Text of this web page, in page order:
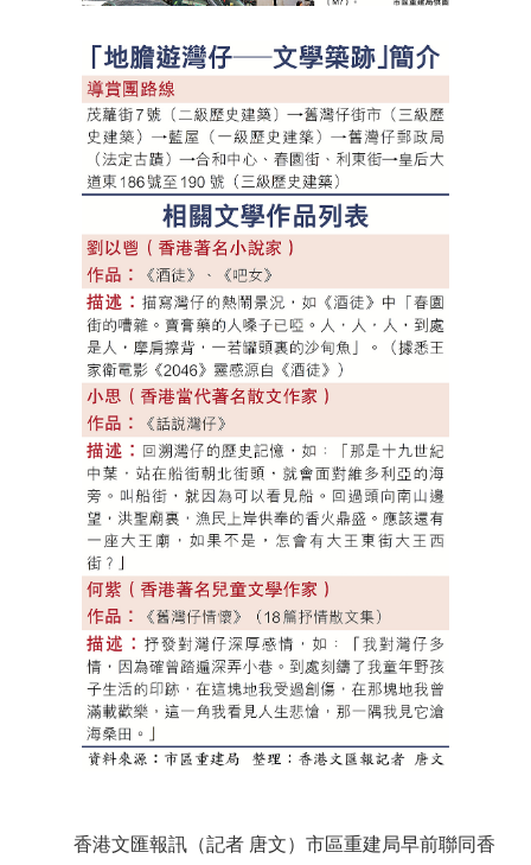
香港文匯報訊（記者 唐文）市區重建局早前聯同香